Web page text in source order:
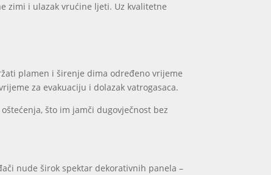
zimi i ulazak vrućine ljeti. Uz kvalitetne
plamen i širenje dima određeno vrijeme
za evakuaciju i dolazak vatrogasaca.
što im jamči dugovječnost bez
nude širok spektar dekorativnih panela –